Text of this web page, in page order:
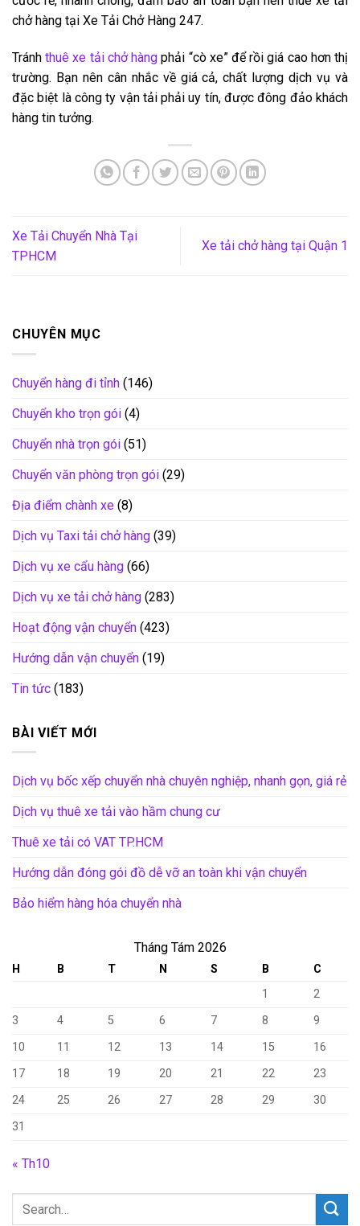
chở hàng tại Xe Tải Chở Hàng 247.
Tránhthuê xe tải chở hàng phải “cò xe” để rồi giá cao hơn thị
trường. Bạn nên cân nhắc về giá cả, chất lượng dịch vụ và
đặc biệt là công ty vận tải phải uy tín, được đông đảo khách
hàng tin tưởng.
Xe Tải Chuyển Nhà Tại
TPHCM
Xe tải chở hàng tại Quận 1
CHUYÊN MỤC
Chuyển hàng đi tỉnh (146)
Chuyển kho trọn gói (4)
Chuyển nhà trọn gói (51)
Chuyển văn phòng trọn gói (29)
Địa điểm chành xe (8)
Dịch vụ Taxi tải chở hàng (39)
Dịch vụ xe cẩu hàng (66)
Dịch vụ xe tải chở hàng (283)
Hoạt động vận chuyển (423)
Hướng dẫn vận chuyển (19)
Tin tức (183)
BÀI VIẾT MỚI
Dịch vụ bốc xếp chuyển nhà chuyên nghiệp, nhanh gọn, giá rẻ
Dịch vụ thuê xe tải vào hầm chung cư
Thuê xe tải có VAT TP.HCM
Hướng dẫn đóng gói đồ dễ vỡ an toàn khi vận chuyển
Bảo hiểm hàng hóa chuyển nhà
Tháng Tám 2026
H B T N S B
C
1
2
3
4 5 6 7 8
9
10
11 12 13 14 15
16
17
18 19 20 21 22
23
24
25 26 27 28 29
30
31
« Th10